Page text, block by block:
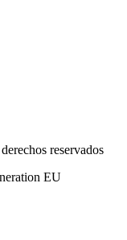
reservados
EU